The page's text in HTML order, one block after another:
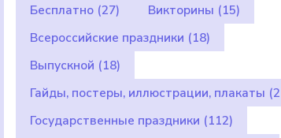
Бесплатно (27) Викторины (15)
Всероссийские праздники (18)
Выпускной (18)
Гайды, постеры, иллюстрации, плакаты
Государственные праздники (112)